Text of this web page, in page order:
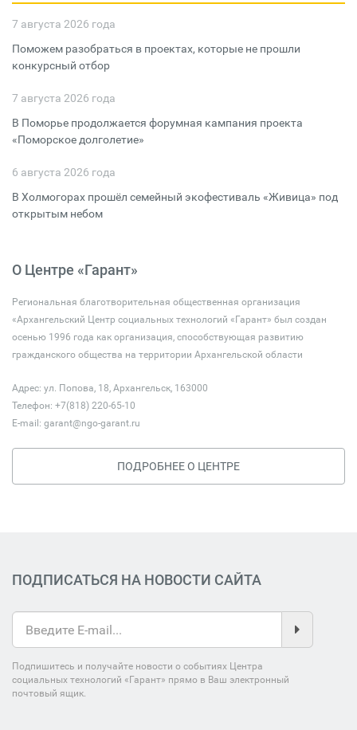
7 августа 2026 года
Поможем разобраться в проектах, которые не прошли
конкурсный отбор
7 августа 2026 года
В Поморье продолжается форумная кампания проекта
«Поморское долголетие»
6 августа 2026 года
В Холмогорах прошёл семейный экофестиваль «Живица» под
открытым небом
О Центре «Гарант»
Региональная благотворительная общественная организация
«Архангельский Центр социальных технологий «Гарант» был создан
осенью 1996 года как организация, способствующая развитию
гражданского общества на территории Архангельской области
Адрес: ул. Попова, 18, Архангельск, 163000
Телефон: +7(818) 220-65-10
E-mail: garant@ngo-garant.ru
ПОДРОБНЕЕ О ЦЕНТРЕ
ПОДПИСАТЬСЯ НА НОВОСТИ САЙТА
Подпишитесь и получайте новости о событиях Центра
социальных технологий «Гарант» прямо в Ваш электронный
почтовый ящик.